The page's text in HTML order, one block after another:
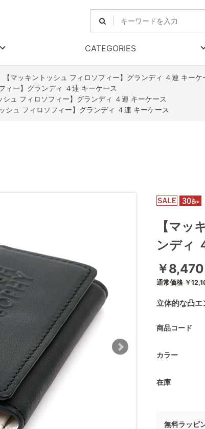
CATEGORIES
【マッキントッシュ フィロソフィー】グランディ ４連 キーケ
ィー】グランディ ４連 キーケース
シュ フィロソフィー】グランディ ４連 キーケース
シュ フィロソフィー】グランディ ４連 キーケース
立体的な凸エ
【マッ
ンディ
￥
通常価格￥
商品コード
カラー
在庫
無料ラッピ